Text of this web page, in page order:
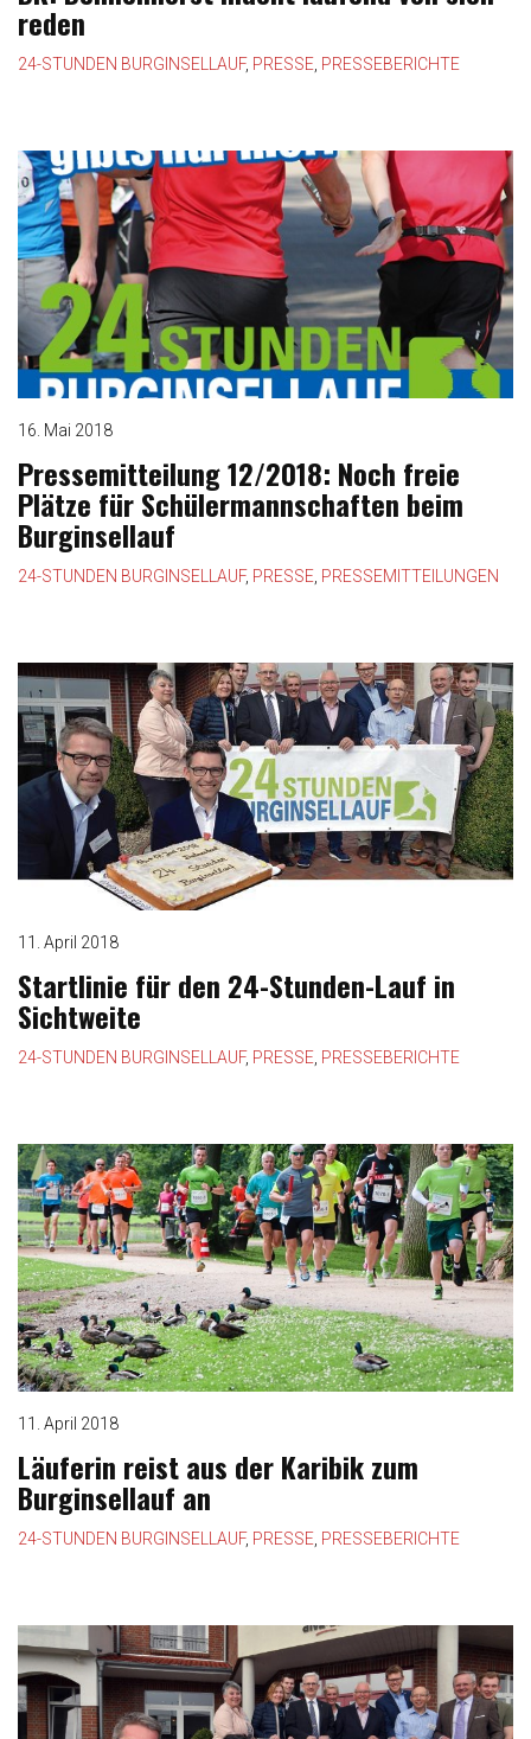
reden
24-STUNDEN BURGINSELLAUF, PRESSE PRESSEBERICHTE
16. Mai 2018
Pressemitteilung 12/2018: Noch freie
Plätze für Schülermannschaften beim
Burginsellauf
24-STUNDEN BURGINSELLAUF, PRESSE PRESSEMITTEILUNGEN
11. April 2018
Startlinie für den 24-Stunden-Lauf in
Sichtweite
24-STUNDEN BURGINSELLAUF, PRESSE PRESSEBERICHTE
11. April 2018
Läuferin reist aus der Karibik zum
Burginsellauf an
24-STUNDEN BURGINSELLAUF, PRESSE PRESSEBERICHTE